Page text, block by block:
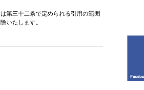
第三十二条で定められる引用の範囲
いたします。